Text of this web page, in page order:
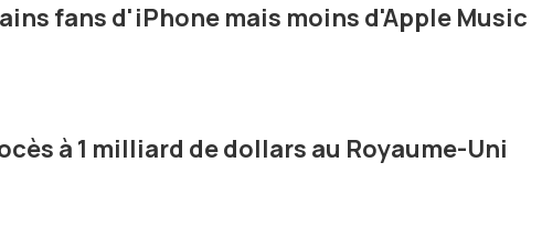
fans d'iPhone mais moins d'Apple Music
à 1 milliard de dollars au Royaume-Uni